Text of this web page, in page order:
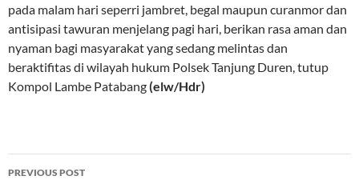
pada malam hari seperri jambret, begal maupun curanmor dan
antisipasi tawuran menjelang pagi hari, berikan rasa aman dan
nyaman bagi masyarakat yang sedang melintas dan
beraktifitas di wilayah hukum Polsek Tanjung Duren, tutup
Kompol Lambe Patabang(elw/Hdr)
Post
PREVIOUS POST